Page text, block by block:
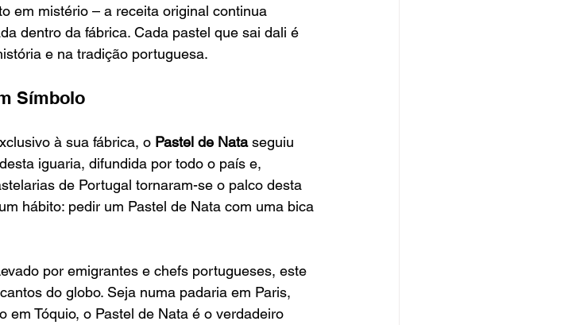
em mistério – a receita original continua
dentro da fábrica. Cada pastel que sai dali é
e na tradição portuguesa.
Símbolo
à sua fábrica, o Pastel de Nata seguiu
iguaria, difundida por todo o país e,
de Portugal tornaram-se o palco desta
hábito: pedir um Pastel de Nata com uma bica
por emigrantes e chefs portugueses, este
do globo. Seja numa padaria em Paris,
em Tóquio, o Pastel de Nata é o verdadeiro